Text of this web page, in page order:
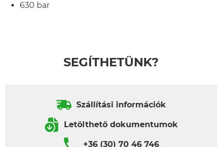
630 bar
SEGÍTHETÜNK?
Szállítási információk
Letölthető dokumentumok
+36 (30) 70 46 746